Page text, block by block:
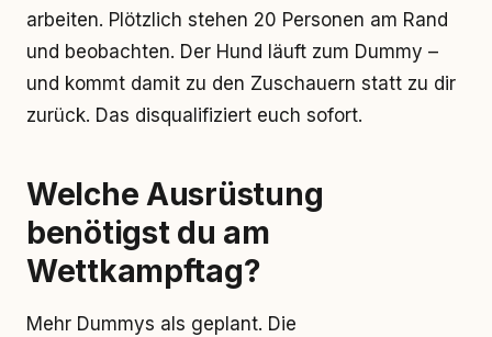
arbeiten. Plötzlich stehen 20 Personen am Rand
und beobachten. Der Hund läuft zum Dummy –
und kommt damit zu den Zuschauern statt zu dir
zurück. Das disqualifiziert euch sofort.
Welche Ausrüstung
benötigst du am
Wettkampftag?
Mehr Dummys als geplant. Die